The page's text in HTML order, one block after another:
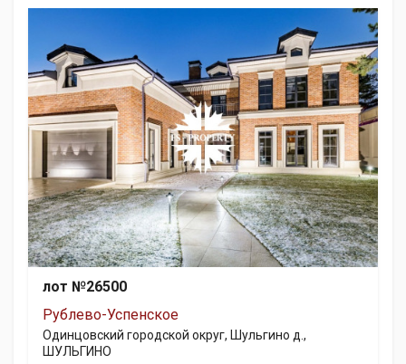
лот №26500
Рублево-Успенское
Одинцовский городской округ, Шульгино д.,
ШУЛЬГИНО